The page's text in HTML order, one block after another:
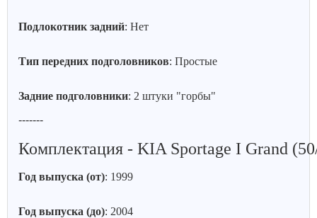
Подлокотник задний: Нет
Тип передних подголовников: Простые
Задние подголовники: 2 штуки "горбы"
-------
Комплектация - KIA Sportage I Grand
Год выпуска (от): 1999
Год выпуска (до): 2004